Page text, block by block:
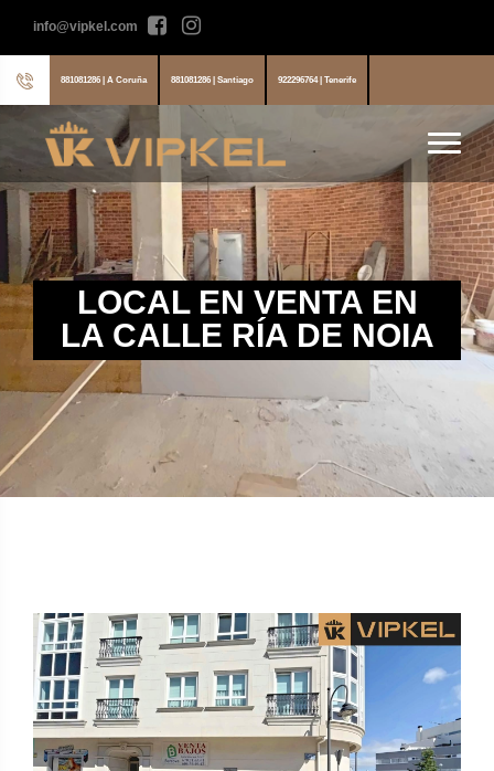
info@vipkel.com
881081286 | A Coruña 881081286 | Santiago 922296764 | Tenerife
LOCAL EN VENTA EN
LA CALLE RÍA DE NOIA